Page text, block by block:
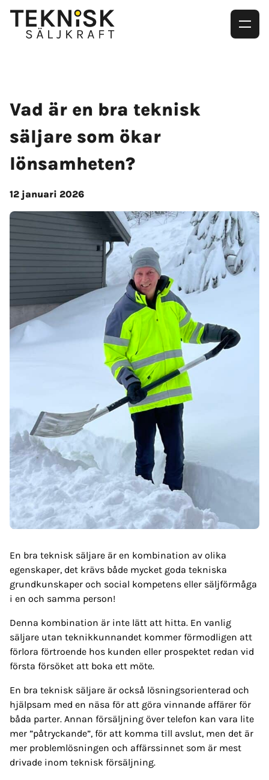
Vad är en bra teknisk
säljare som ökar
lönsamheten?
12 januari 2026
En bra teknisk säljare är en kombination av olika
egenskaper, det krävs både mycket goda tekniska
grundkunskaper och social kompetens eller säljförmåga
i en och samma person!
Denna kombination är inte lätt att hitta. En vanlig
säljare utan teknikkunnandet kommer förmodligen att
förlora förtroende hos kunden eller prospektet redan vid
första försöket att boka ett möte.
En bra teknisk säljare är också lösningsorienterad och
hjälpsam med en näsa för att göra vinnande affärer för
båda parter. Annan försäljning över telefon kan vara lite
mer ”påtryckande”, för att komma till avslut, men det är
mer problemlösningen och affärssinnet som är mest
drivade inom teknisk försäljning.